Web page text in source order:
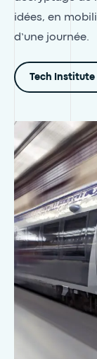
idées, en
d’une journée.
Tech Institute